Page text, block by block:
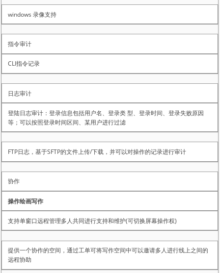
windows 录像支持
指令审计
CLI指令记录
日志审计
登陆日志审计：登录信息包括用户名、登录类 型、登录时间、登录失败原因
等；可以按照登录时间区间、某用户进行过滤
FTP日志，基于SFTP的文件上传/下载，并可以对操作的记录进行审计
协作
操作绘画写作
支持单窗口远程管理多人共同进行支持和维护(可切换屏幕操作权)
提供一个协作的空间，通过工单可将写作空间中可以邀请多人进行线上之间的
远程协助